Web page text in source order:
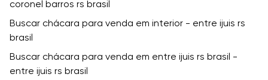
coronel barros rs brasil
Buscar chácara para venda em interior - entre ijuis rs
brasil
Buscar chácara para venda em entre ijuis rs brasil -
entre ijuis rs brasil